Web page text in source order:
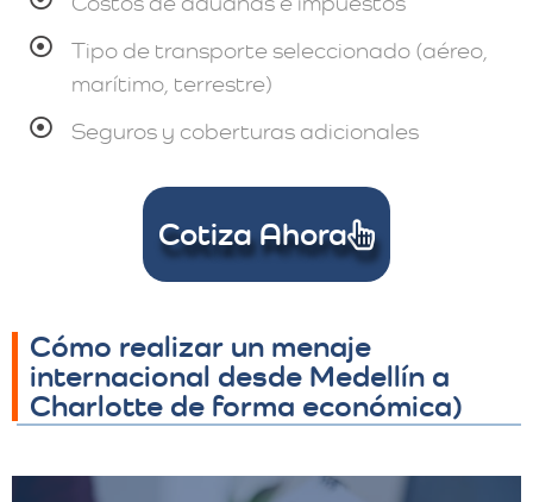
Tipo de transporte seleccionado (aéreo,
marítimo, terrestre)
Seguros y coberturas adicionales
Cotiza Ahora
Cómo realizar un menaje
internacional desde Medellín a
Charlotte de forma económica)